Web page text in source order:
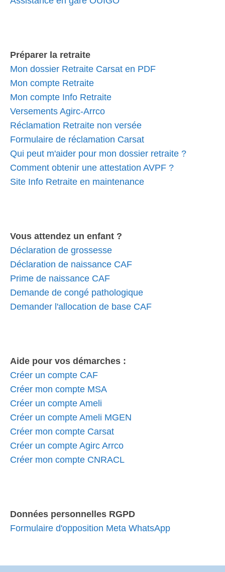
Préparer la retraite
Mon dossier Retraite Carsat en PDF
Mon compte Retraite
Mon compte Info Retraite
Versements Agirc-Arrco
Réclamation Retraite non versée
Formulaire de réclamation Carsat
Qui peut m'aider pour mon dossier retraite ?
Comment obtenir une attestation AVPF ?
Site Info Retraite en maintenance
Vous attendez un enfant ?
Déclaration de grossesse
Déclaration de naissance CAF
Prime de naissance CAF
Demande de congé pathologique
Demander l'allocation de base CAF
Aide pour vos démarches :
Créer un compte CAF
Créer mon compte MSA
Créer un compte Ameli
Créer un compte Ameli MGEN
Créer mon compte Carsat
Créer un compte Agirc Arrco
Créer mon compte CNRACL
Données personnelles RGPD
Formulaire d'opposition Meta WhatsApp